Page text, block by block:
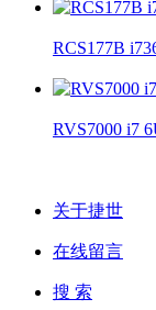
RCS177B
RVS7000 i7
关于捷世
在线留言
搜 索